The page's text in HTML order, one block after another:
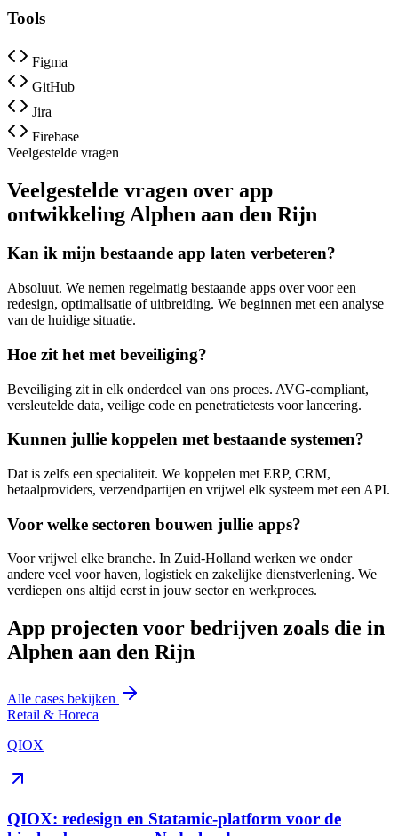
Tools
Figma
GitHub
Jira
Firebase
Veelgestelde vragen
Veelgestelde vragen over app
ontwikkeling Alphen aan den Rijn
Kan ik mijn bestaande app laten verbeteren?
Absoluut. We nemen regelmatig bestaande apps over voor een
redesign, optimalisatie of uitbreiding. We beginnen met een analyse
van de huidige situatie.
Hoe zit het met beveiliging?
Beveiliging zit in elk onderdeel van ons proces. AVG-compliant,
versleutelde data, veilige code en penetratietests voor lancering.
Kunnen jullie koppelen met bestaande systemen?
Dat is zelfs een specialiteit. We koppelen met ERP, CRM,
betaalproviders, verzendpartijen en vrijwel elk systeem met een API.
Voor welke sectoren bouwen jullie apps?
Voor vrijwel elke branche. In Zuid-Holland werken we onder
andere veel voor haven, logistiek en zakelijke dienstverlening. We
verdiepen ons altijd eerst in jouw sector en werkproces.
App projecten voor bedrijven zoals die in
Alphen aan den Rijn
Alle cases bekijken
Retail & Horeca
QIOX
QIOX: redesign en Statamic-platform voor de